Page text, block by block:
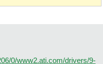
0/www2.ati.com/drivers/9-